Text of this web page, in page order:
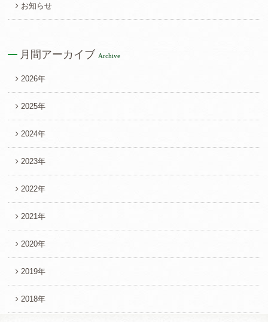
お知らせ
月間アーカイブ Archive
2026年
2025年
2024年
2023年
2022年
2021年
2020年
2019年
2018年